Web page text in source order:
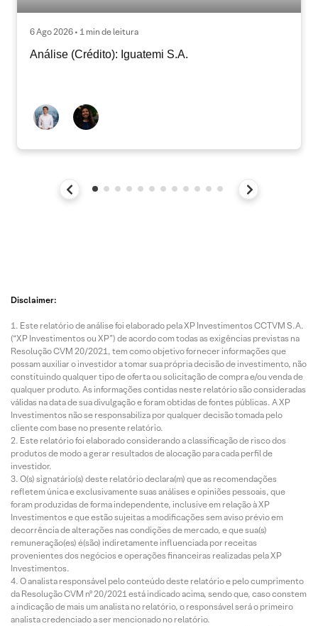
6 Ago 2026 • 1 min de leitura
Análise (Crédito): Iguatemi S.A.
Disclaimer:
Este relatório de análise foi elaborado pela XP Investimentos CCTVM S.A.
(“XP Investimentos ou XP”) de acordo com todas as exigências previstas na
Resolução CVM 20/2021, tem como objetivo fornecer informações que
possam auxiliar o investidor a tomar sua própria decisão de investimento, não
constituindo qualquer tipo de oferta ou solicitação de compra e/ou venda de
qualquer produto. As informações contidas neste relatório são consideradas
válidas na data de sua divulgação e foram obtidas de fontes públicas. A XP
Investimentos não se responsabiliza por qualquer decisão tomada pelo
cliente com base no presente relatório.
Este relatório foi elaborado considerando a classificação de risco dos
produtos de modo a gerar resultados de alocação para cada perfil de
investidor.
O(s) signatário(s) deste relatório declara(m) que as recomendações
refletem única e exclusivamente suas análises e opiniões pessoais, que
foram produzidas de forma independente, inclusive em relação à XP
Investimentos e que estão sujeitas a modificações sem aviso prévio em
decorrência de alterações nas condições de mercado, e que sua(s)
remuneração(es) é(são) indiretamente influenciada por receitas
provenientes dos negócios e operações financeiras realizadas pela XP
Investimentos.
O analista responsável pelo conteúdo deste relatório e pelo cumprimento
da Resolução CVM nº 20/2021 está indicado acima, sendo que, caso constem
a indicação de mais um analista no relatório, o responsável será o primeiro
analista credenciado a ser mencionado no relatório.